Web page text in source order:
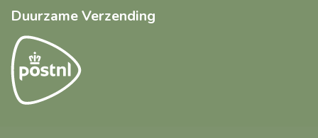
Duurzame Verzending